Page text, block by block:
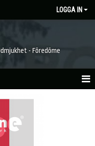
LOGGA IN
- Föredöme